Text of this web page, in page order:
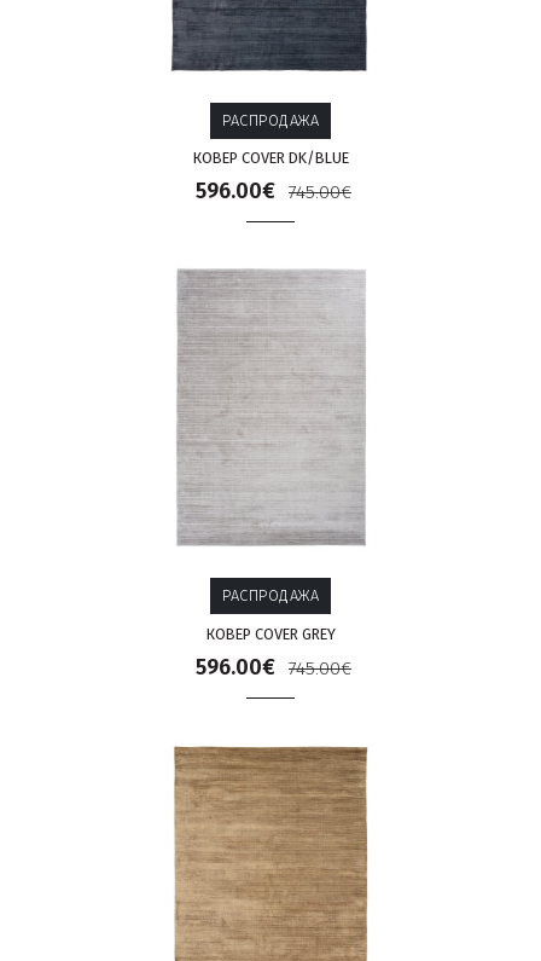
РАСПРОДАЖА
КОВЕР COVER DK/BLUE
596.00€ 745.00€
РАСПРОДАЖА
КОВЕР COVER GREY
596.00€ 745.00€